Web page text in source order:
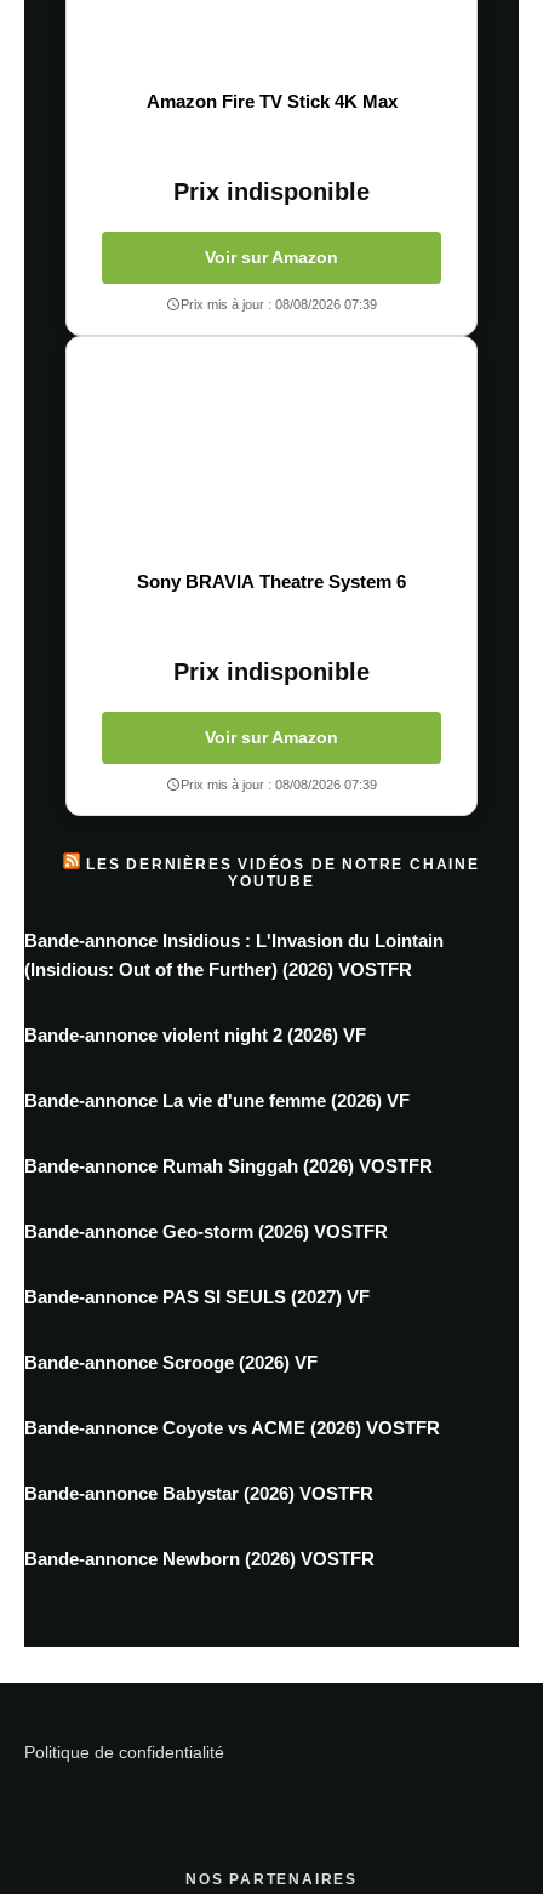
Amazon Fire TV Stick 4K Max
Prix indisponible
Voir sur Amazon
Prix mis à jour : 08/08/2026 07:39
Sony BRAVIA Theatre System 6
Prix indisponible
Voir sur Amazon
Prix mis à jour : 08/08/2026 07:39
LES DERNIÈRES VIDÉOS DE NOTRE CHAINE
YOUTUBE
Bande-annonce Insidious : L'Invasion du Lointain
(Insidious: Out of the Further) (2026) VOSTFR
Bande-annonce violent night 2 (2026) VF
Bande-annonce La vie d'une femme (2026) VF
Bande-annonce Rumah Singgah (2026) VOSTFR
Bande-annonce Geo-storm (2026) VOSTFR
Bande-annonce PAS SI SEULS (2027) VF
Bande-annonce Scrooge (2026) VF
Bande-annonce Coyote vs ACME (2026) VOSTFR
Bande-annonce Babystar (2026) VOSTFR
Bande-annonce Newborn (2026) VOSTFR
Politique de confidentialité
NOS PARTENAIRES